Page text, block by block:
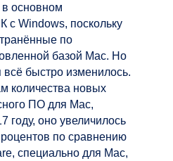
в основном
с Windows, поскольку
по
базой Mac. Но
быстро изменилось.
количества новых
ПО для Mac,
году, оно увеличилось
по сравнению
специально для Mac,